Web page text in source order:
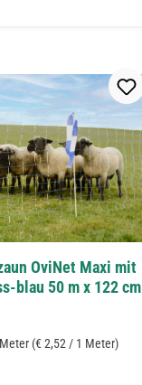
OviNet Maxi mit
blau 50 m x 122 cm
(€ 2,52 / 1 Meter)